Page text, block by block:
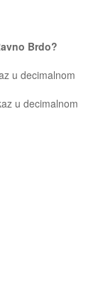
Brdo?
u decimalnom
u decimalnom